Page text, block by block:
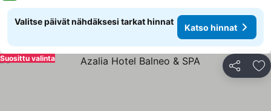
Valitse päivät nähdäksesi tarkat hinnat
Katso hinnat
Jaa
Suosittu valinta